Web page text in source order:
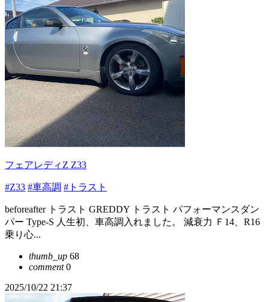
フェアレディZ Z33
#Z33 #車高調 #トラスト
beforeafter トラスト GREDDY トラスト パフォーマンスダン
パー Type-S 人生初、車高調入れました。 減衰力 Ｆ14、R16
乗り心...
thumb_up 68
comment0
2025/10/22 21:37